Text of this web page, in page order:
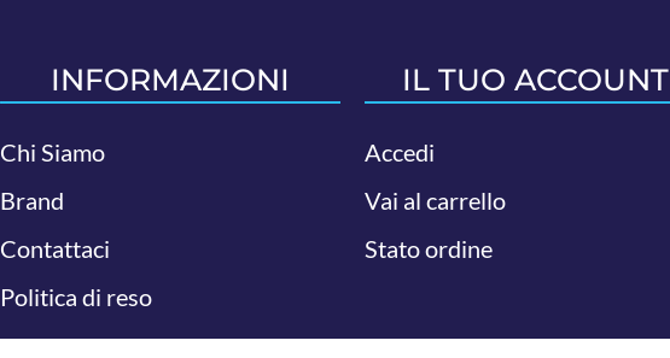
INFORMAZIONI
Chi Siamo
Brand
Contattaci
Politica di reso
IL TUO ACCOUNT
Accedi
Vai al carrello
Stato ordine